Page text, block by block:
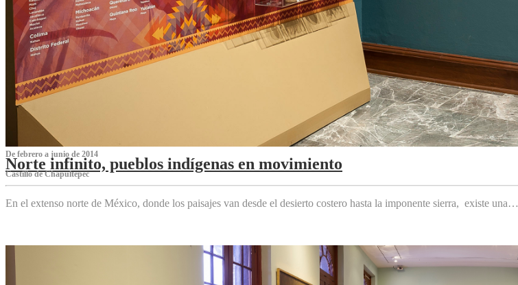
De febrero a junio de 2014
Norte infinito, pueblos indígenas en movimiento
Castillo de Chapultepec
En el extenso norte de México, donde los paisajes van desde el desierto costero hasta la imponente sierra, existe una…